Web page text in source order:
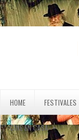
HOME FESTIVALES
CINE EN CASA »